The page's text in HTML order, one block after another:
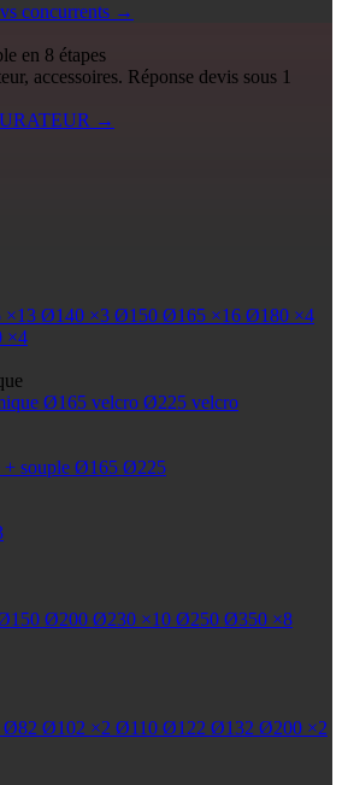
concurrents →
en 8 étapes
accessoires. Réponse devis sous 1
→
×13 Ø140 ×3 Ø150 Ø165 ×16 Ø180 ×4
×4
Ø165 velcro Ø225 velcro
souple Ø165 Ø225
Ø200 Ø230 ×10 Ø250 Ø350 ×8
Ø82 Ø102 ×2 Ø110 Ø122 Ø132 Ø200 ×2